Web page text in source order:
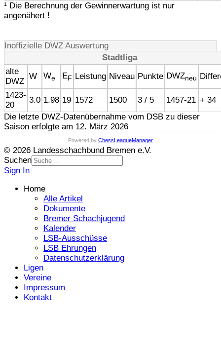
¹ Die Berechnung der Gewinnerwartung ist nur
angenähert !
Inoffizielle DWZ Auswertung
Stadtliga
alte
DWZ
W We EF Leistung Niveau Punkte DWZneu
1423-
20
3.0 1.98 19 1572 1500 3 / 5 1457-21 + 34
Die letzte DWZ-Datenübernahme vom DSB zu dieser
Saison erfolgte am 12. März 2026
Powered by ChessLeagueManager
© 2026 Landesschachbund Bremen e.V.
Suchen
Sign In
Home
Alle Artikel
Dokumente
Bremer Schachjugend
Kalender
LSB-Ausschüsse
LSB Ehrungen
Datenschutzerklärung
Ligen
Vereine
Impressum
Kontakt